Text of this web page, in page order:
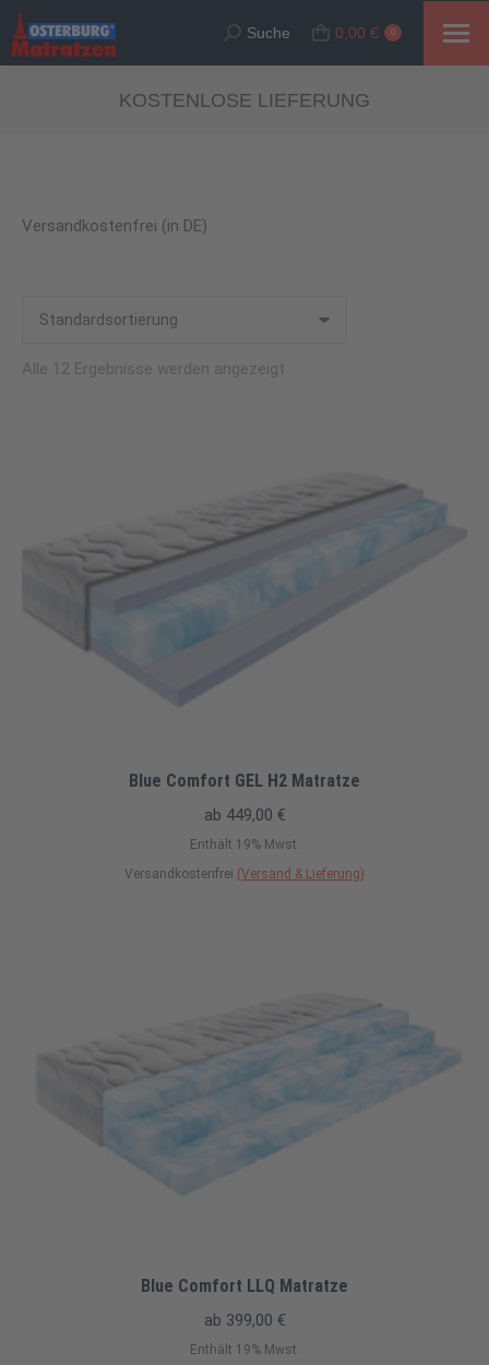
Suche:
Suche 0,00 € 0
KOSTENLOSE LIEFERUNG
Versandkostenfrei (in DE)
Alle 12 Ergebnisse werden angezeigt
Blue Comfort GEL H2 Matratze
ab 449,00 €
Enthält 19% Mwst.
Versandkostenfrei (Versand & Lieferung)
Blue Comfort LLQ Matratze
ab 399,00 €
Enthält 19% Mwst.